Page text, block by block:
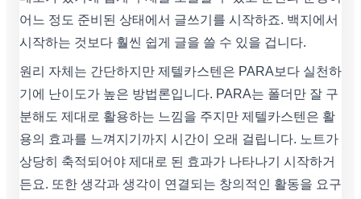
어느 정도 준비된 상태에서 글쓰기를 시작하죠. 백지에서
시작하는 것보다 훨씬 쉽게 글을 쓸 수 있을 겁니다.
원리 자체는 간단하지만 제텔카스텐은 PARA보다 실천하
기에 난이도가 높은 방법론입니다. PARA는 폴더만 잘 구
분해도 제대로 활용하는 느낌을 주지만 제텔카스텐은 활
용의 효과를 느껴지기까지 시간이 오래 걸립니다. 노트가
상당히 축적되어야 제대로 된 효과가 나타나기 시작하거
든요. 또한 생각과 생각이 연결되는 창의적인 활동을 요구